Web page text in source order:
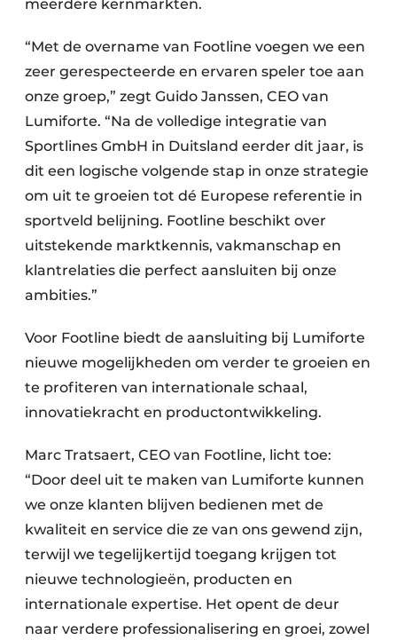
meerdere kernmarkten.
“Met de overname van Footline voegen we een
zeer gerespecteerde en ervaren speler toe aan
onze groep,” zegt Guido Janssen, CEO van
Lumiforte. “Na de volledige integratie van
Sportlines GmbH in Duitsland eerder dit jaar, is
dit een logische volgende stap in onze strategie
om uit te groeien tot dé Europese referentie in
sportveld belijning. Footline beschikt over
uitstekende marktkennis, vakmanschap en
klantrelaties die perfect aansluiten bij onze
ambities.”
Voor Footline biedt de aansluiting bij Lumiforte
nieuwe mogelijkheden om verder te groeien en
te profiteren van internationale schaal,
innovatiekracht en productontwikkeling.
Marc Tratsaert, CEO van Footline, licht toe:
“Door deel uit te maken van Lumiforte kunnen
we onze klanten blijven bedienen met de
kwaliteit en service die ze van ons gewend zijn,
terwijl we tegelijkertijd toegang krijgen tot
nieuwe technologieën, producten en
internationale expertise. Het opent de deur
naar verdere professionalisering en groei, zowel